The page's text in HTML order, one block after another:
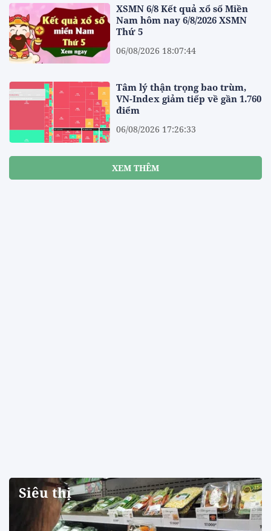
XSMN 6/8 Kết quả xổ số Miền
Nam hôm nay 6/8/2026 XSMN
Thứ 5
06/08/2026 18:07:44
Tâm lý thận trọng bao trùm,
VN-Index giảm tiếp về gần 1.760
điểm
06/08/2026 17:26:33
XEM THÊM
Siêu thị